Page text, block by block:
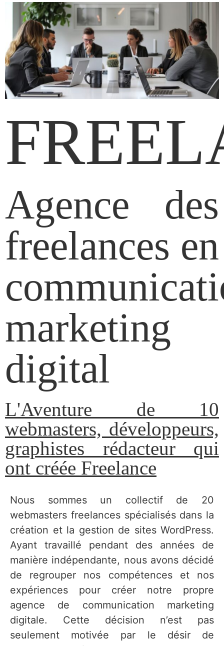
Agence des
freelances en
marketing
digital
L'Aventure de 10
webmasters, développeurs,
graphistes rédacteur qui
ont créée Freelance
Nous sommes un collectif de 20
webmasters freelances spécialisés dans la
création et la gestion de sites WordPress.
Ayant travaillé pendant des années de
manière indépendante, nous avons décidé
de regrouper nos compétences et nos
expériences pour créer notre propre
agence de communication marketing
digitale. Cette décision n’est pas
seulement motivée par le désir de